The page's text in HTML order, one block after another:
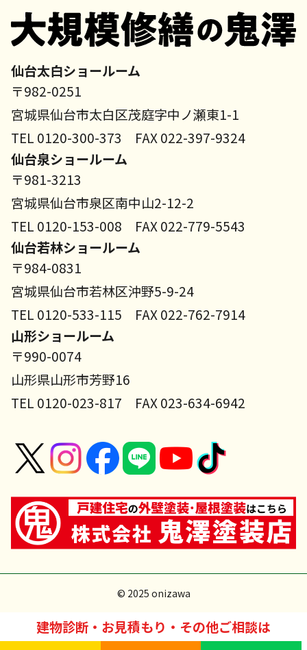
仙台太白ショールーム
〒982-0251
宮城県仙台市太白区茂庭字中ノ瀬東1-1
TEL 0120-300-373 FAX 022-397-9324
仙台泉ショールーム
〒981-3213
宮城県仙台市泉区南中山2-12-2
TEL 0120-153-008 FAX 022-779-5543
仙台若林ショールーム
〒984-0831
宮城県仙台市若林区沖野5-9-24
TEL 0120-533-115 FAX 022-762-7914
山形ショールーム
〒990-0074
山形県山形市芳野16
TEL 0120-023-817 FAX 023-634-6942
© 2025 onizawa
建物診断・お見積もり・その他ご相談は